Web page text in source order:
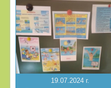
19.07.2024 г.